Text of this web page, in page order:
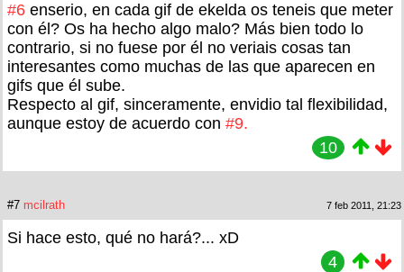
#6 enserio, en cada gif de ekelda os teneis que meter
con él? Os ha hecho algo malo? Más bien todo lo
contrario, si no fuese por él no veriais cosas tan
interesantes como muchas de las que aparecen en
gifs que él sube.
Respecto al gif, sinceramente, envidio tal flexibilidad,
aunque estoy de acuerdo con #9.
10
#7 mcilrath 7 feb 2011, 21:23
Si hace esto, qué no hará?... xD
4